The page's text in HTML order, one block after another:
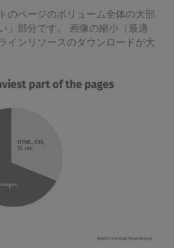
のページのボリューム全体の大部
」部分です。 画像の縮小（最適
インリソースのダウンロードが大